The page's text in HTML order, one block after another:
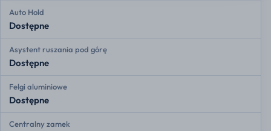
Auto Hold
Dostępne
Asystent ruszania pod górę
Dostępne
Felgi aluminiowe
Dostępne
Centralny zamek